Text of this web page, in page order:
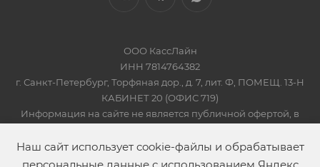
ООО КассЛайн
ИНН 7814764382
г. Санкт-Петербург, Торфяная дор., д. 7, лит. Ф, ПОМЕЩ. 13-Н
КАБИНЕТ 20 (ОФИС 719)
Информация на сайте не является публичной офертой, в
2019-2026 © КАССЛАЙН
Наш сайт использует cookie-файлы и обрабатывает